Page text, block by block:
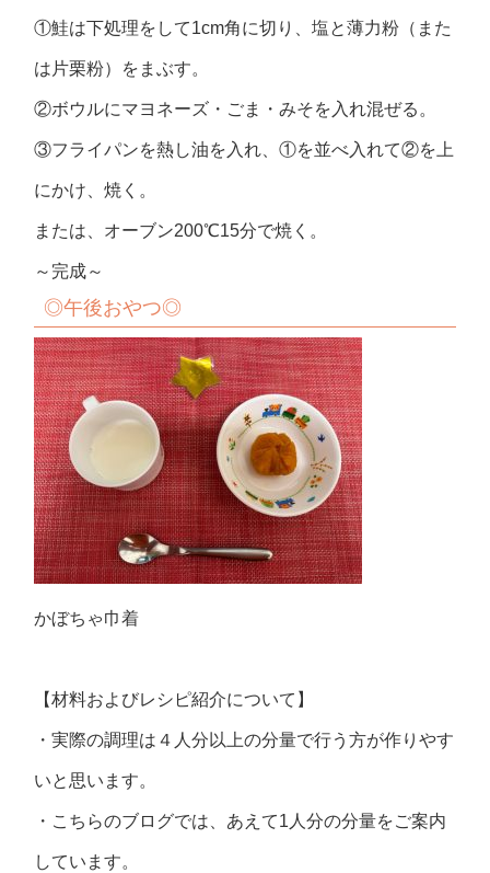
①鮭は下処理をして1cm角に切り、塩と薄力粉（また
は片栗粉）をまぶす。
②ボウルにマヨネーズ・ごま・みそを入れ混ぜる。
③フライパンを熱し油を入れ、①を並べ入れて②を上
にかけ、焼く。
または、オーブン200℃15分で焼く。
～完成～
◎午後おやつ◎
かぼちゃ巾着
【材料およびレシピ紹介について】
・実際の調理は４人分以上の分量で行う方が作りやす
いと思います。
・こちらのブログでは、あえて1人分の分量をご案内
しています。